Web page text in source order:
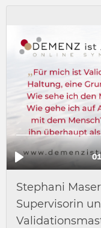
Stephani
Supervisorin